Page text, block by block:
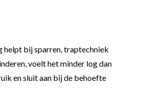
helpt bij sparren, traptechniek
voelt het minder log dan
en sluit aan bij de behoefte